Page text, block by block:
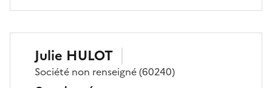
Julie HULOT
Société non renseigné(60240)